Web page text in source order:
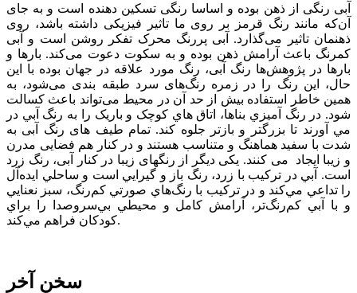
آبی رنگی از ذهن بوده و اساسا رنگی تسکین دهنده است و به جای
آن‌که مانند رنگ قرمز بر روی ما تاثیر فیزیکی داشته باشد، روی
ذهنمان تاثیر می‌گذارد. آبی پررنگ محرک تفکر روشن است و آبی
کمرنگ باعث آرامش ذهن بوده و به سکوت دعوت می‌کند. بارها و
بارها در پژوهش‌ها رنگ آبی، رنگ مورد علاقه در جهان بوده با این
حال، این رنگ را در زمره رنگ‌های سرد طبقه بندی می‌شود، به
همین خاطر استفاده بیش از حد آن در محیط می‌تواند باعث کسالت
شود. در رنگ آميزي بناها، اتاق هاي کوچک و باريک را به رنگ آبي در
مي آورند تا بزرگتر و بازتر جلوه کند. تمام طیف های رنگ آبی به
شدت با سفید هماهنگ و متناسب هستند و در کنار هم فضایی مدرن
و زیبا ایجاد می کنند. یکی دیگر از رنگهای زیبا در کنار آبی، رنگ زرد
است. آبي در تركيب با زرد، رنگ باز و گيرايي است و ساحلي ايده‌آل
را تداعي مي‌كند و در تركيب با رنگ‌هاي صورتي كم‌رنگ، سبز نعنايي
و با آبي كم‌رنگ‌تر، آرامش ‌كامل و محيطي بي‌سروصدا را براي
كودكان فراهم مي‌كند.
سخن آخر